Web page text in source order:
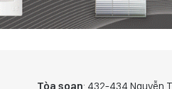
Tòa soạn: 432-434 Nguyễn